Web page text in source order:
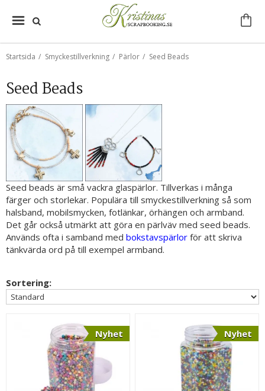
Startsida / Smyckestillverkning / Pärlor / Seed Beads
Seed Beads
Seed beads är små vackra glaspärlor. Tillverkas i många
färger och storlekar. Populära till smyckestillverkning så som
halsband, mobilsmycken, fotlänkar, örhängen och armband.
Det går också utmärkt att göra en pärlväv med seed beads.
Används ofta i samband med bokstavspärlor för att skriva
tänkvärda ord på till exempel armband.
Sortering:
Nyhet Nyhet